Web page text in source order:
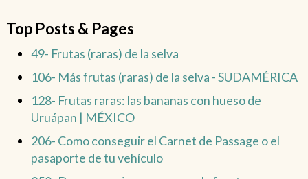
Top Posts & Pages
49- Frutas (raras) de la selva
106- Más frutas (raras) de la selva - SUDAMÉRICA
128- Frutas raras: las bananas con hueso de
Uruápan | MÉXICO
206- Como conseguir el Carnet de Passage o el
pasaporte de tu vehículo